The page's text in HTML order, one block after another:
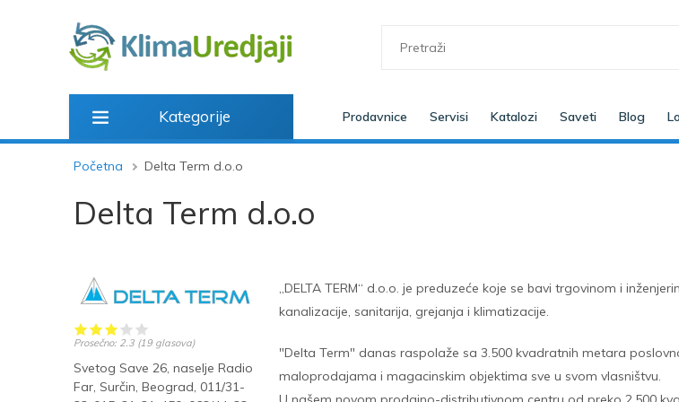
Kategorije Prodavnice Servisi Katalozi Saveti Blog
Početna Delta Term d.o.o
Delta Term d.o.o
Prosečno: 2.3 (19 glasova)
Svetog Save 26, naselje Radio
Far, Surčin, Beograd, 011/31-
„DELTA TERM“ d.o.o. je preduzeće koje se bavi trgovinom i
kanalizacije, sanitarija, grejanja i klimatizacije.
"Delta Term" danas raspolaže sa 3.500 kvadratnih metara
maloprodajama i magacinskim objektima sve u svom vlasništvu.